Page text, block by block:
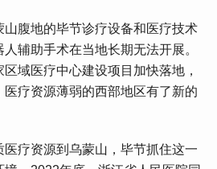
腹地的毕节诊疗设备和医疗技术
辅助手术在当地长期无法开展。
域医疗中心建设项目加快落地，
疗资源薄弱的西部地区有了新的
疗资源到乌蒙山，毕节抓住这一